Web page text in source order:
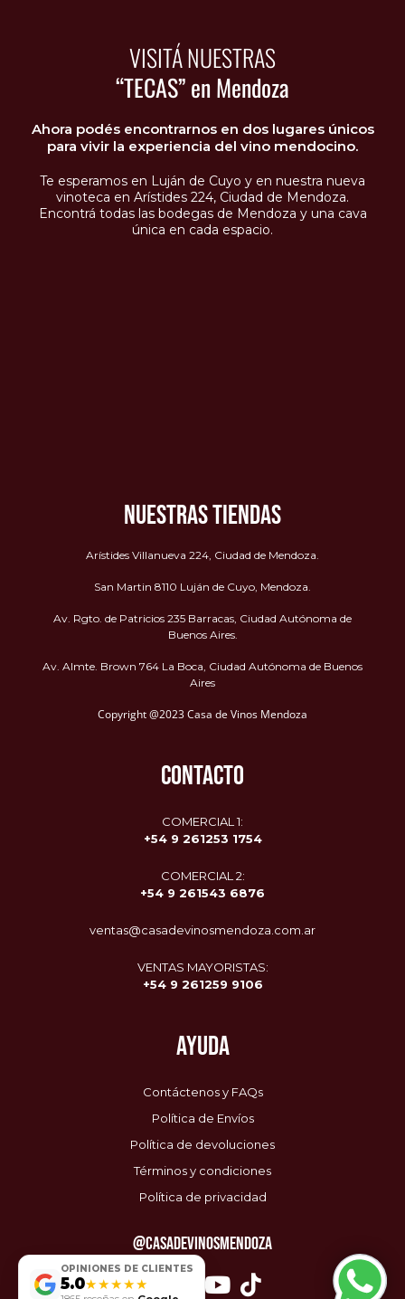
VISITÁ NUESTRAS
“TECAS” en Mendoza
Ahora podés encontrarnos en dos lugares únicos
para vivir la experiencia del vino mendocino.
Te esperamos en Luján de Cuyo y en nuestra nueva
vinoteca en Arístides 224, Ciudad de Mendoza.
Encontrá todas las bodegas de Mendoza y una cava
única en cada espacio.
NUESTRAS TIENDAS
Arístides Villanueva 224, Ciudad de Mendoza.
San Martin 8110 Luján de Cuyo, Mendoza.
Av. Rgto. de Patricios 235 Barracas, Ciudad Autónoma de
Buenos Aires.
Av. Almte. Brown 764 La Boca, Ciudad Autónoma de Buenos
Aires
Copyright @2023 Casa de Vinos Mendoza
CONTACTO
COMERCIAL 1:
+54 9 261253 1754
COMERCIAL 2:
+54 9 261543 6876
ventas@casadevinosmendoza.com.ar
VENTAS MAYORISTAS:
+54 9 261259 9106
AYUDA
Contáctenos y FAQs
Política de Envíos
Política de devoluciones
Términos y condiciones
Política de privacidad
@CASADEVINOSMENDOZA
OPINIONES DE CLIENTES
5.0★★★★★
🚚 Envío Gratis
$0 / $85.000